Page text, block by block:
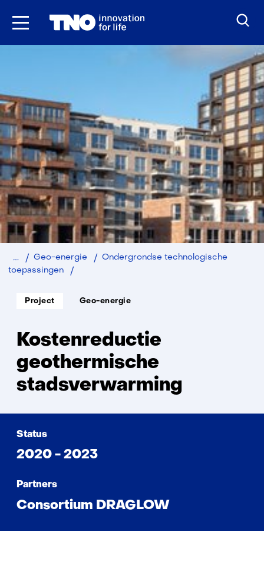
Ga
Home
DuurzaamGeo-energie
Ondergrondse technologische
toepassingen
Soort
project:
Project
Thema:
Geo-energie
Kostenreductie
geothermische
stadsverwarming
Status
2020 - 2023
Partners
Consortium DRAGLOW